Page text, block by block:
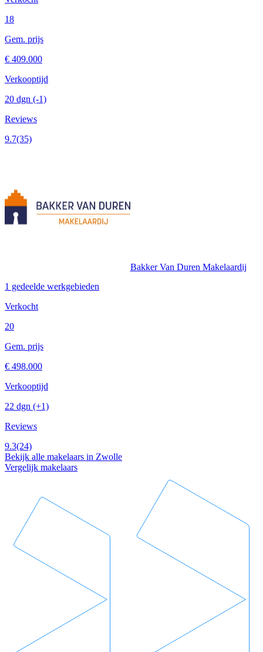
18
Gem. prijs
€ 409.000
Verkooptijd
20 dgn (-1)
Reviews
9.7(35)
Bakker Van Duren Makelaardij
1 gedeelde werkgebieden
Verkocht
20
Gem. prijs
€ 498.000
Verkooptijd
22 dgn (+1)
Reviews
9.3(24)
Bekijk alle makelaars in Zwolle
Vergelijk makelaars